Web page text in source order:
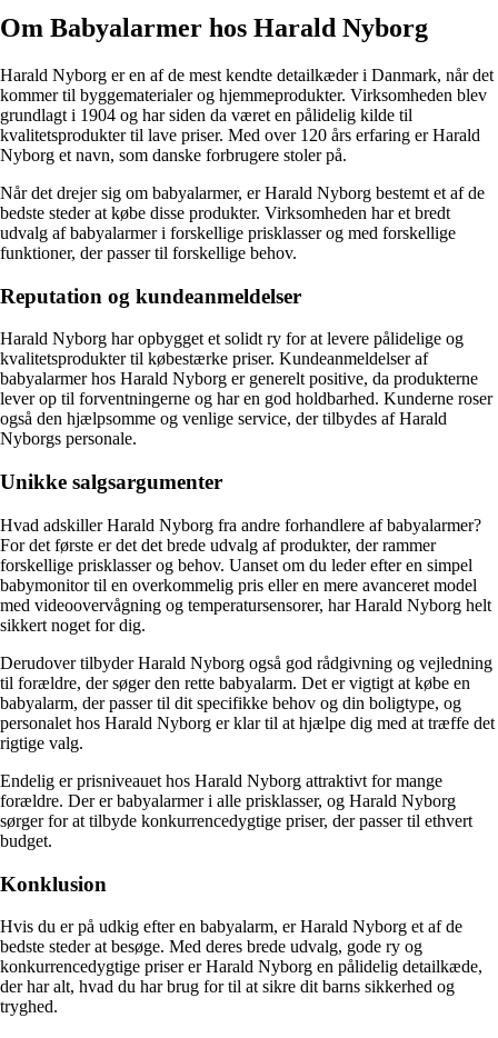
Om Babyalarmer hos Harald Nyborg
Harald Nyborg er en af de mest kendte detailkæder i Danmark, når det
kommer til byggematerialer og hjemmeprodukter. Virksomheden blev
grundlagt i 1904 og har siden da været en pålidelig kilde til
kvalitetsprodukter til lave priser. Med over 120 års erfaring er Harald
Nyborg et navn, som danske forbrugere stoler på.
Når det drejer sig om babyalarmer, er Harald Nyborg bestemt et af de
bedste steder at købe disse produkter. Virksomheden har et bredt
udvalg af babyalarmer i forskellige prisklasser og med forskellige
funktioner, der passer til forskellige behov.
Reputation og kundeanmeldelser
Harald Nyborg har opbygget et solidt ry for at levere pålidelige og
kvalitetsprodukter til købestærke priser. Kundeanmeldelser af
babyalarmer hos Harald Nyborg er generelt positive, da produkterne
lever op til forventningerne og har en god holdbarhed. Kunderne roser
også den hjælpsomme og venlige service, der tilbydes af Harald
Nyborgs personale.
Unikke salgsargumenter
Hvad adskiller Harald Nyborg fra andre forhandlere af babyalarmer?
For det første er det det brede udvalg af produkter, der rammer
forskellige prisklasser og behov. Uanset om du leder efter en simpel
babymonitor til en overkommelig pris eller en mere avanceret model
med videoovervågning og temperatursensorer, har Harald Nyborg helt
sikkert noget for dig.
Derudover tilbyder Harald Nyborg også god rådgivning og vejledning
til forældre, der søger den rette babyalarm. Det er vigtigt at købe en
babyalarm, der passer til dit specifikke behov og din boligtype, og
personalet hos Harald Nyborg er klar til at hjælpe dig med at træffe det
rigtige valg.
Endelig er prisniveauet hos Harald Nyborg attraktivt for mange
forældre. Der er babyalarmer i alle prisklasser, og Harald Nyborg
sørger for at tilbyde konkurrencedygtige priser, der passer til ethvert
budget.
Konklusion
Hvis du er på udkig efter en babyalarm, er Harald Nyborg et af de
bedste steder at besøge. Med deres brede udvalg, gode ry og
konkurrencedygtige priser er Harald Nyborg en pålidelig detailkæde,
der har alt, hvad du har brug for til at sikre dit barns sikkerhed og
tryghed.